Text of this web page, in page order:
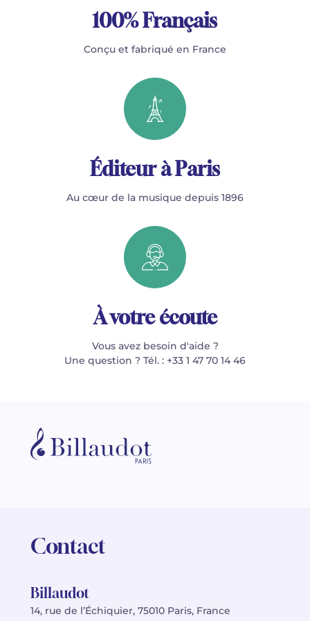
100% Français
Conçu et fabriqué en France
Éditeur à Paris
Au cœur de la musique depuis 1896
À votre écoute
Vous avez besoin d'aide ?
Une question ? Tél. : +33 1 47 70 14 46
Contact
Billaudot
14, rue de l’Échiquier, 75010 Paris, France